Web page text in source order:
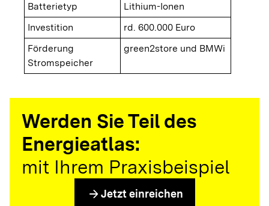
Batterietyp
Lithium-Ionen
Investition
rd. 600.000 Euro
Förderung
Stromspeicher
green2store und BMWi
Werden Sie Teil des
Energieatlas:
mit Ihrem Praxisbeispiel
arrow_forward Jetzt einreichen